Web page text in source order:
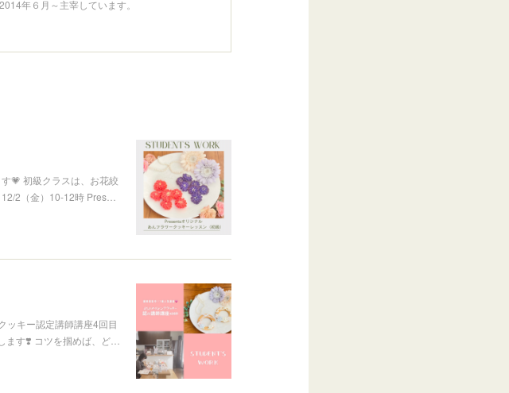
年６月～主宰しています。
💗 初級クラスは、お花絞
2（金）10-12時 Pres…
ッキー認定講師講座4回目
ます❣️ コツを掴めば、ど…